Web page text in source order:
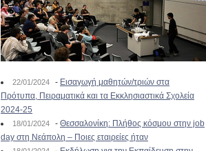
22/01/2024 - Εισαγωγή μαθητών/τριών στα
Πρότυπα, Πειραματικά και τα Εκκλησιαστικά Σχολεία
2024-25
18/01/2024 - Θεσσαλονίκη: Πλήθος κόσμου στην job
day στη Νεάπολη – Ποιες εταιρείες ήταν